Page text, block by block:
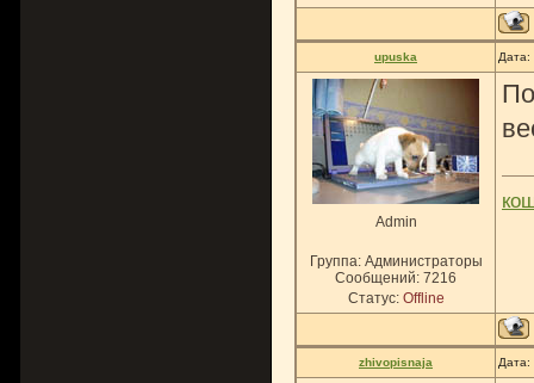
upuska
Admin
Группа: Администраторы
Сообщений: 7216
Статус: Offline
zhivopisnaja